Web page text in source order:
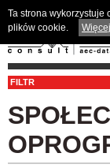
FILTR
Ta strona
plików cookie.